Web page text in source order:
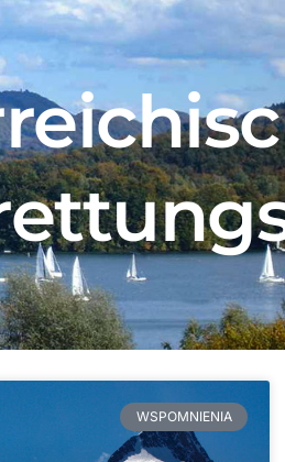
WSPOMNIENIA